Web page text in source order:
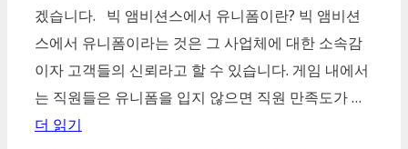
겠습니다. 빅 앰비션스에서 유니폼이란? 빅 앰비션
스에서 유니폼이라는 것은 그 사업체에 대한 소속감
이자 고객들의 신뢰라고 할 수 있습니다. 게임 내에서
는 직원들은 유니폼을 입지 않으면 직원 만족도가 …
더 읽기